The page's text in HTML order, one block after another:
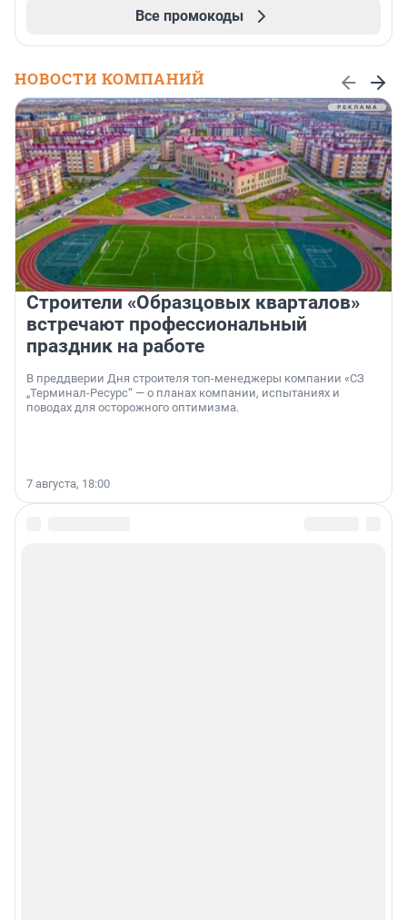
Все промокоды
НОВОСТИ КОМПАНИЙ
Строители «Образцовых кварталов»
встречают профессиональный
праздник на работе
В преддверии Дня строителя топ-менеджеры компании «СЗ
„Терминал-Ресурс“ — о планах компании, испытаниях и
поводах для осторожного оптимизма.
7 августа, 18:00